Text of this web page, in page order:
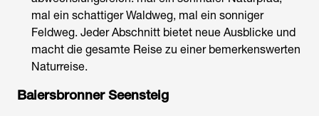
mal ein schattiger Waldweg, mal ein sonniger
Feldweg. Jeder Abschnitt bietet neue Ausblicke und
macht die gesamte Reise zu einer bemerkenswerten
Naturreise.
Baiersbronner Seensteig